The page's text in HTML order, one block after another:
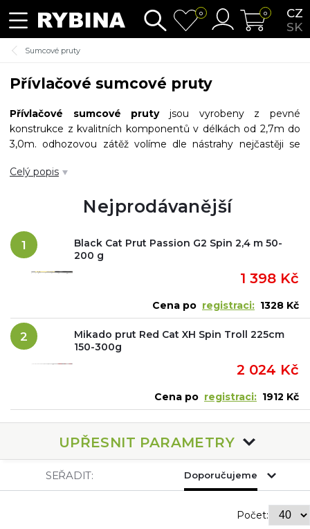
CZ
SK
0 0
Sumcové pruty
Přívlačové sumcové pruty
Přívlačové sumcové prutyjsou vyrobeny z pevné
konstrukce z kvalitních komponentů v délkách od 2,7m do
3,0m. odhozovou zátěž volíme dle nástrahy nejčastěji se
navrženy tak, aby zvládly boj s těmi největšími
se většinou vyrábí ve dvoudílné verzi.
Celý popis
Nejprodávanější
1
Black Cat Prut Passion G2 Spin 2,4 m 50-
200 g
1 398 Kč
Cena po registraci: 1328 Kč
2
Mikado prut Red Cat XH Spin Troll 225cm
150-300g
2 024 Kč
Cena po registraci: 1912 Kč
UPŘESNIT PARAMETRY
SEŘADIT: Doporučujeme
Počet: